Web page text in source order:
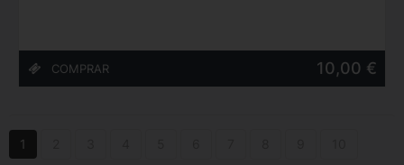
10,00 €
1